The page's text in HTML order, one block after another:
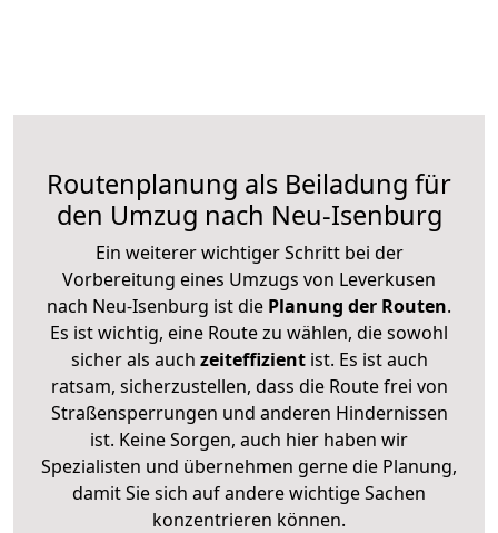
Routenplanung als Beiladung für
den Umzug nach Neu-Isenburg
Ein weiterer wichtiger Schritt bei der
Vorbereitung eines Umzugs von Leverkusen
nach Neu-Isenburg ist die Planung der Routen.
Es ist wichtig, eine Route zu wählen, die sowohl
sicher als auch zeiteffizientist. Es ist auch
ratsam, sicherzustellen, dass die Route frei von
Straßensperrungen und anderen Hindernissen
ist. Keine Sorgen, auch hier haben wir
Spezialisten und übernehmen gerne die Planung,
damit Sie sich auf andere wichtige Sachen
konzentrieren können.